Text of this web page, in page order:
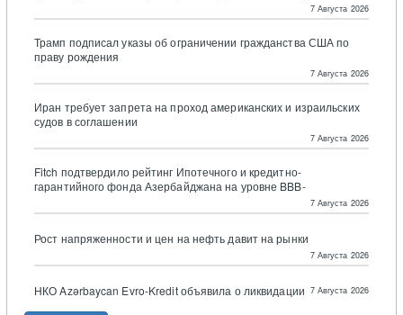
7 Августа 2026
Трамп подписал указы об ограничении гражданства США по
праву рождения
7 Августа 2026
Иран требует запрета на проход американских и израильских
судов в соглашении
7 Августа 2026
Fitch подтвердило рейтинг Ипотечного и кредитно-
гарантийного фонда Азербайджана на уровне BBB-
7 Августа 2026
Рост напряженности и цен на нефть давит на рынки
7 Августа 2026
НКО Azərbaycan Evro-Kredit объявила о ликвидации 7 Августа 2026